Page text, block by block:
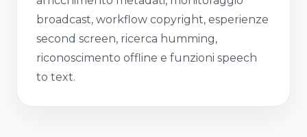
broadcast, workflow copyright, esperienze
second screen, ricerca humming,
riconoscimento offline e funzioni speech
to text.